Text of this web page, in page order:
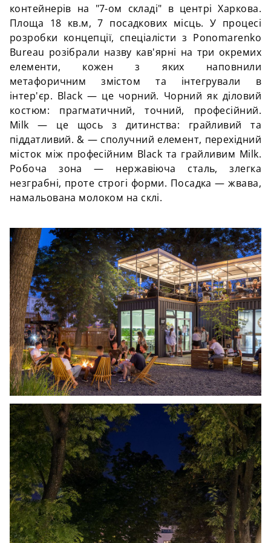
контейнерів на "7-ом складі" в центрі Харкова.
Площа 18 кв.м, 7 посадкових місць. У процесі
розробки концепції, спеціалісти з Ponomarenko
Bureau розібрали назву кав'ярні на три окремих
елементи, кожен з яких наповнили
метафоричним змістом та інтегрували в
інтер'єр. Black — це чорний. Чорний як діловий
костюм: прагматичний, точний, професійний.
Milk — це щось з дитинства: грайливий та
піддатливий. & — сполучний елемент, перехідний
місток між професійним Black та грайливим Milk.
Робоча зона — нержавіюча сталь, злегка
незграбні, проте строгі форми. Посадка — жвава,
намальована молоком на склі.